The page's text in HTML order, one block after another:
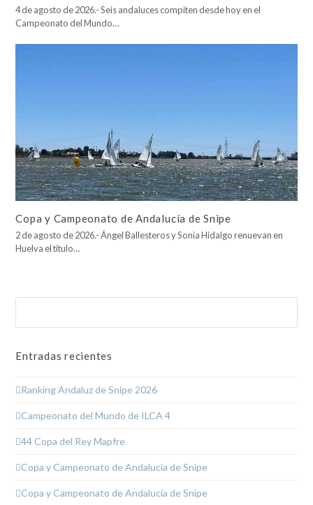
4 de agosto de 2026.- Seis andaluces compiten desde hoy en el
Campeonato del Mundo…
Copa y Campeonato de Andalucía de Snipe
2 de agosto de 2026.- Ángel Ballesteros y Sonia Hidalgo renuevan en
Huelva el título…
Entradas recientes
Ranking Andaluz de Snipe 2026
Campeonato del Mundo de ILCA 4
44 Copa del Rey Mapfre
Copa y Campeonato de Andalucía de Snipe
Copa y Campeonato de Andalucía de Snipe